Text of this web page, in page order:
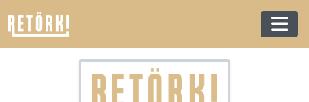
Skip to main content